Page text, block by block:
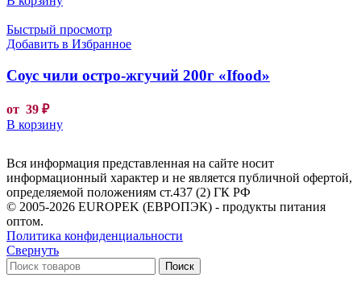
Быстрый просмотр
Добавить в Избранное
Соус чили остро-жгучий 200г «Ifood»
от 39 ₽
В корзину
Вся информация представленная на сайте носит
информационный характер и не является публичной офертой,
определяемой положениям ст.437 (2) ГК РФ
© 2005-2026 EUROPEK (ЕВРОПЭК) - продукты питания
оптом.
Политика конфиденциальности
Свернуть
Поиск